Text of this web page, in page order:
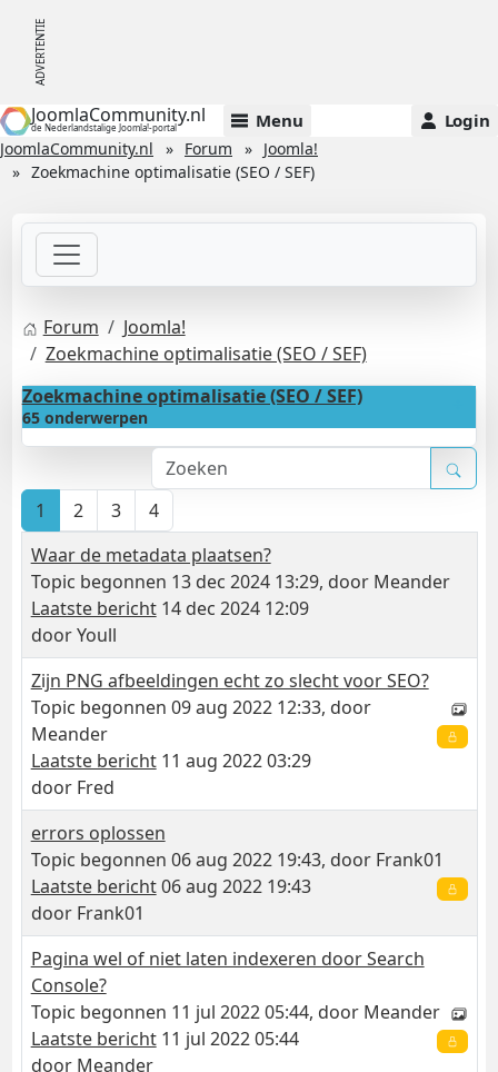
JoomlaCommunity.nl
de Nederlandstalige Joomla!-portal Menu Login
JoomlaCommunity.nl Forum
Joomla!
Zoekmachine optimalisatie (SEO / SEF)
Forum
Joomla!
Zoekmachine optimalisatie (SEO / SEF)
Zoekmachine optimalisatie (SEO / SEF)
65 onderwerpen
1 2 3
4
Waar de metadata plaatsen?
Topic begonnen 13 dec 2024 13:29, door Meander
Laatste bericht14 dec 2024 12:09
doorYoull
Zijn PNG afbeeldingen echt zo slecht voor SEO?
Topic begonnen 09 aug 2022 12:33, door
Meander
Laatste bericht11 aug 2022 03:29
door Fred
errors oplossen
Topic begonnen 06 aug 2022 19:43, door Frank01
Laatste bericht06 aug 2022 19:43
door Frank01
Pagina wel of niet laten indexeren door Search
Console?
Topic begonnen 11 jul 2022 05:44, door Meander
Laatste bericht11 jul 2022 05:44
door Meander